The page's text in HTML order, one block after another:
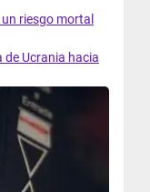
riesgo mortal
de Ucrania hacia